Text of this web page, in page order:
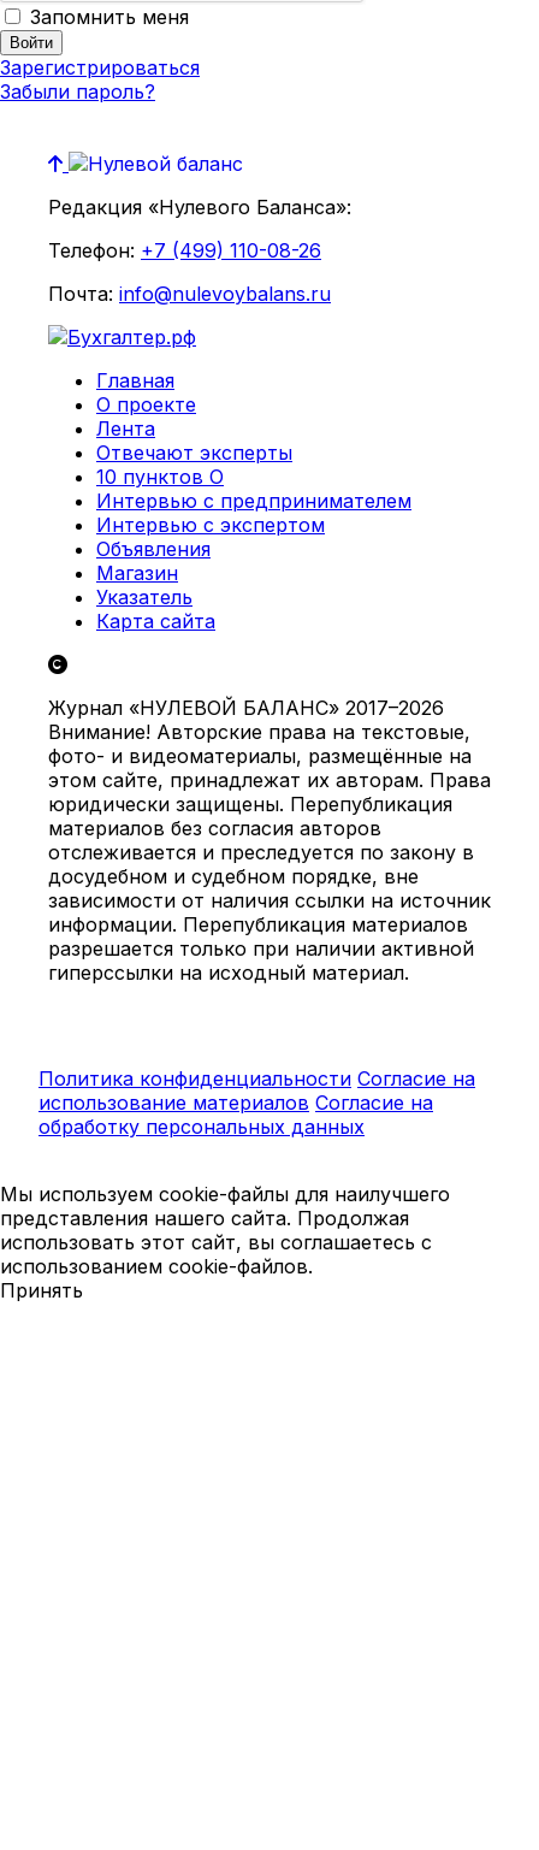
Запомнить меня
Зарегистрироваться
Забыли пароль?
Редакция «Нулевого Баланса»:
Телефон: +7 (499) 110-08-26
Почта: info@nulevoybalans.ru
Главная
О проекте
Лента
Отвечают эксперты
10 пунктов О
Интервью с предпринимателем
Интервью с экспертом
Объявления
Магазин
Указатель
Карта сайта
Журнал «НУЛЕВОЙ БАЛАНС» 2017–2026
Внимание! Авторские права на текстовые,
фото- и видеоматериалы, размещённые на
этом сайте, принадлежат их авторам. Права
юридически защищены. Перепубликация
материалов без согласия авторов
отслеживается и преследуется по закону в
досудебном и судебном порядке, вне
зависимости от наличия ссылки на источник
информации. Перепубликация материалов
разрешается только при наличии активной
гиперссылки на исходный материал.
Политика конфиденциальности Согласие на
использование материалов Согласие на
обработку персональных данных
Мы используем cookie-файлы для наилучшего
представления нашего сайта. Продолжая
использовать этот сайт, вы соглашаетесь с
использованием cookie-файлов.
Принять